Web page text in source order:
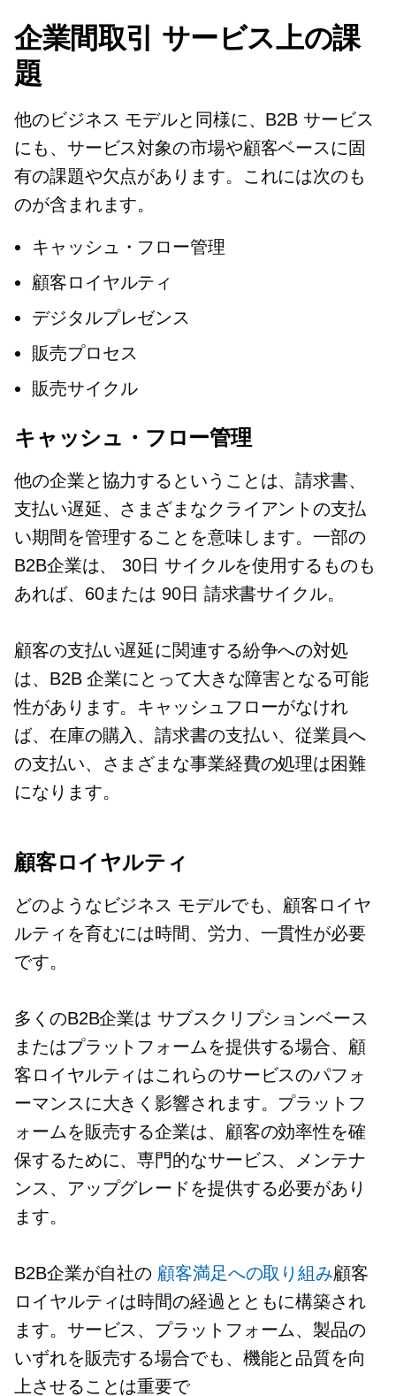
企業間取引 サービス上の課
題
他のビジネス モデルと同様に、B2B サービス
にも、サービス対象の市場や顧客ベースに固
有の課題や欠点があります。これには次のも
のが含まれます。
キャッシュ・フロー管理
顧客ロイヤルティ
デジタルプレゼンス
販売プロセス
販売サイクル
キャッシュ・フロー管理
他の企業と協力するということは、請求書、
支払い遅延、さまざまなクライアントの支払
い期間を管理することを意味します。一部の
B2B企業は、30日 サイクルを使用するものも
あれば、60または 90日 請求書サイクル。
顧客の支払い遅延に関連する紛争への対処
は、B2B 企業にとって大きな障害となる可能
性があります。キャッシュフローがなけれ
ば、在庫の購入、請求書の支払い、従業員へ
の支払い、さまざまな事業経費の処理は困難
になります。
顧客ロイヤルティ
どのようなビジネス モデルでも、顧客ロイヤ
ルティを育むには時間、労力、一貫性が必要
です。
多くのB2B企業は サブスクリプションベース
またはプラットフォームを提供する場合、顧
客ロイヤルティはこれらのサービスのパフォ
ーマンスに大きく影響されます。プラットフ
ォームを販売する企業は、顧客の効率性を確
保するために、専門的なサービス、メンテナ
ンス、アップグレードを提供する必要があり
ます。
B2B企業が自社の 顧客満足への取り組み顧客
ロイヤルティは時間の経過とともに構築され
ます。サービス、プラットフォーム、製品の
いずれを販売する場合でも、機能と品質を向
上させることは重要で